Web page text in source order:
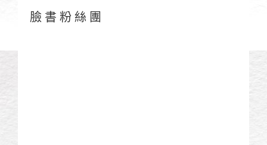
臉書粉絲團